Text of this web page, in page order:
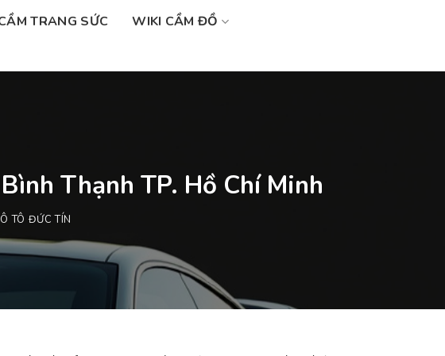
TRANG SỨC
WIKI CẦM ĐỒ
Thạnh TP. Hồ Chí Minh
TÔ ĐỨC TÍN